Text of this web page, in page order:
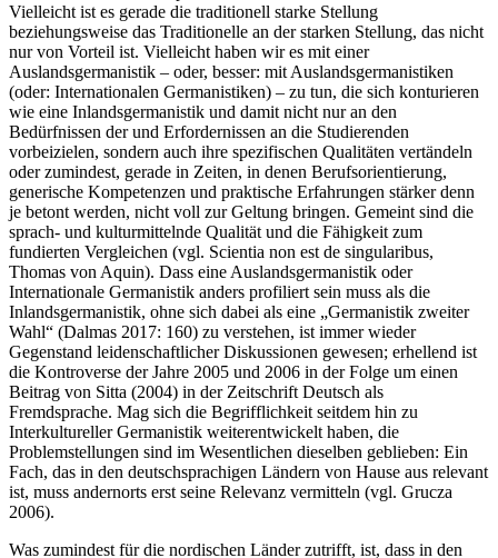
Wie aber lässt sich der spürbare Attraktivitätsverlust erklären?
Vielleicht ist es gerade die traditionell starke Stellung
beziehungsweise das Traditionelle an der starken Stellung, das nicht
nur von Vorteil ist. Vielleicht haben wir es mit einer
Auslandsgermanistik – oder, besser: mit Auslandsgermanistiken
(oder: Internationalen Germanistiken) – zu tun, die sich konturieren
wie eine Inlandsgermanistik und damit nicht nur an den
Bedürfnissen der und Erfordernissen an die Studierenden
vorbeizielen, sondern auch ihre spezifischen Qualitäten vertändeln
oder zumindest, gerade in Zeiten, in denen Berufsorientierung,
generische Kompetenzen und praktische Erfahrungen stärker denn
je betont werden, nicht voll zur Geltung bringen. Gemeint sind die
sprach- und kulturmittelnde Qualität und die Fähigkeit zum
fundierten Vergleichen (vgl.Scientia non est de singularibus
Thomas von Aquin). Dass eine Auslandsgermanistik oder
Internationale Germanistik anders profiliert sein muss als die
Inlandsgermanistik, ohne sich dabei als eine „Germanistik zweiter
Wahl“ (Dalmas 2017: 160) zu verstehen, ist immer wieder
Gegenstand leidenschaftlicher Diskussionen gewesen; erhellend ist
die Kontroverse der Jahre 2005 und 2006 in der Folge um einen
Beitrag von Sitta (2004) in der ZeitschriftDeutsch als
Fremdsprache. Mag sich die Begrifflichkeit seitdem hin zu
Interkultureller Germanistikweiterentwickelt haben, die
Problemstellungen sind im Wesentlichen dieselben geblieben: Ein
Fach, das in den deutschsprachigen Ländern von Hause aus relevant
ist, muss andernorts erst seine Relevanz vermitteln (vgl. Grucza